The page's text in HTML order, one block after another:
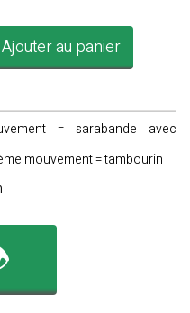
au panier
= sarabande avec
mouvement = tambourin